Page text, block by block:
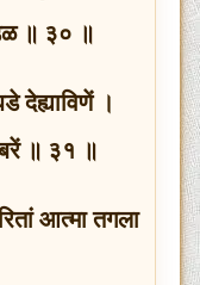
॥ ३० ॥
।
॥ ३१ ॥
आत्मा तगला